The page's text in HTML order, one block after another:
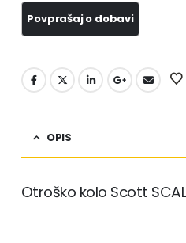
OPIS
Otroško kolo Scott